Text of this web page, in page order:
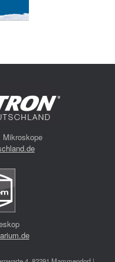
Mikroskope